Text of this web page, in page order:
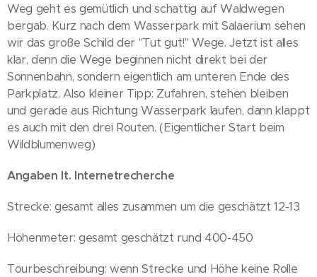
Weg geht es gemütlich und schattig auf Waldwegen
bergab. Kurz nach dem Wasserpark mit Salaerium sehen
wir das große Schild der "Tut gut!" Wege. Jetzt ist alles
klar, denn die Wege beginnen nicht direkt bei der
Sonnenbahn, sondern eigentlich am unteren Ende des
Parkplatz. Also kleiner Tipp: Zufahren, stehen bleiben
und gerade aus Richtung Wasserpark laufen, dann klappt
es auch mit den drei Routen. (Eigentlicher Start beim
Wildblumenweg)
Angaben lt. Internetrecherche
Strecke: gesamt alles zusammen um die geschätzt 12-13
Höhenmeter: gesamt geschätzt rund 400-450
Tourbeschreibung: wenn Strecke und Höhe keine Rolle